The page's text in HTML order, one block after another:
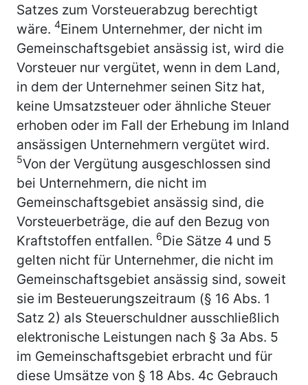
Satzes zum Vorsteuerabzug berechtigt
wäre. 4Einem Unternehmer, der nicht im
Gemeinschaftsgebiet ansässig ist, wird die
Vorsteuer nur vergütet, wenn in dem Land,
in dem der Unternehmer seinen Sitz hat,
keine Umsatzsteuer oder ähnliche Steuer
erhoben oder im Fall der Erhebung im Inland
ansässigen Unternehmern vergütet wird.
5Von der Vergütung ausgeschlossen sind
bei Unternehmern, die nicht im
Gemeinschaftsgebiet ansässig sind, die
Vorsteuerbeträge, die auf den Bezug von
Kraftstoffen entfallen. 6Die Sätze 4 und 5
gelten nicht für Unternehmer, die nicht im
Gemeinschaftsgebiet ansässig sind, soweit
sie im Besteuerungszeitraum (§ 16 Abs. 1
Satz 2) als Steuerschuldner ausschließlich
elektronische Leistungen nach § 3a Abs. 5
im Gemeinschaftsgebiet erbracht und für
diese Umsätze von § 18 Abs. 4c Gebrauch